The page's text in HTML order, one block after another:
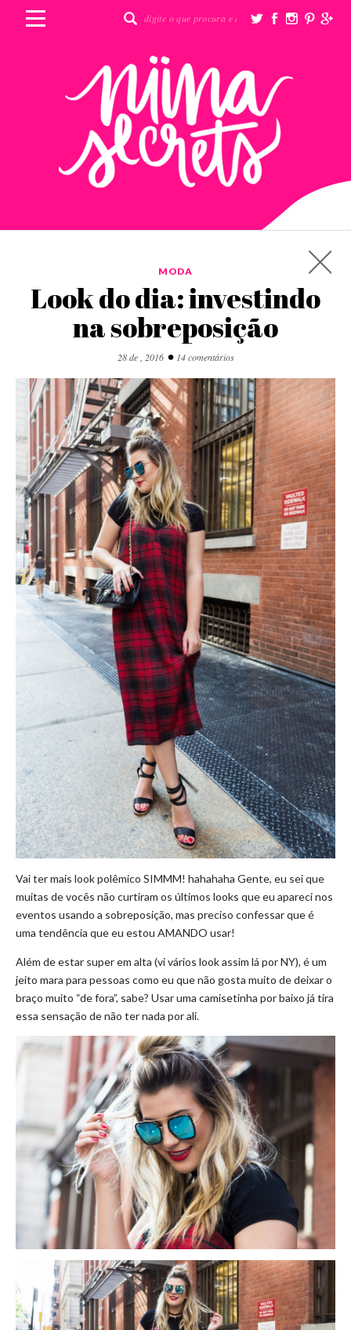
MODA
Look do dia: investindo
na sobreposição
28 de , 2016 • 14 comentários
Vai ter mais look polêmico SIMMM! hahahaha Gente, eu sei que
muitas de vocês não curtiram os últimos looks que eu apareci nos
eventos usando a sobreposição, mas preciso confessar que é
uma tendência que eu estou AMANDO usar!
Além de estar super em alta (vi vários look assim lá por NY), é um
jeito mara para pessoas como eu que não gosta muito de deixar o
braço muito “de fora”, sabe? Usar uma camisetinha por baixo já tira
essa sensação de não ter nada por ali.